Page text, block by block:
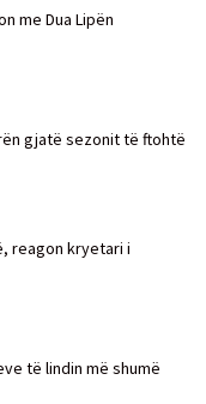
me Dua Lipën
gjatë sezonit të ftohtë
reagon kryetari i
të lindin më shumë